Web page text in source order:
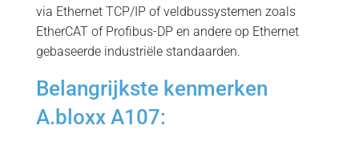
via Ethernet TCP/IP of veldbussystemen zoals
EtherCAT of Profibus-DP en andere op Ethernet
gebaseerde industriële standaarden.
Belangrijkste kenmerken
A.bloxx A107: